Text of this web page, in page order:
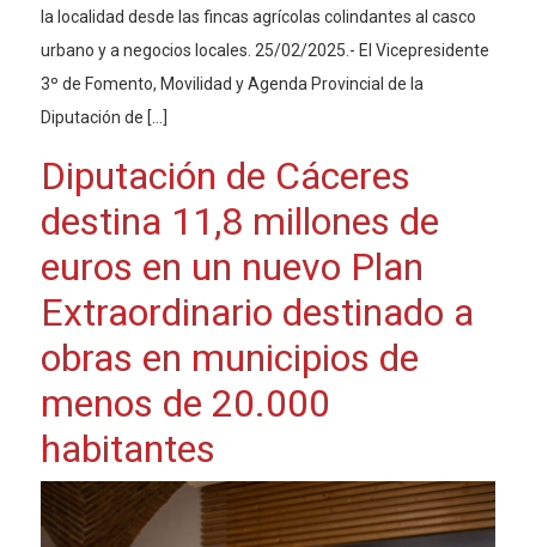
la localidad desde las fincas agrícolas colindantes al casco
urbano y a negocios locales. 25/02/2025.- El Vicepresidente
3º de Fomento, Movilidad y Agenda Provincial de la
Diputación de […]
Diputación de Cáceres
destina 11,8 millones de
euros en un nuevo Plan
Extraordinario destinado a
obras en municipios de
menos de 20.000
habitantes